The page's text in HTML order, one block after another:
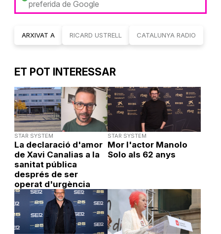
preferida de Google
ARXIVAT A RICARD USTRELL CATALUNYA RADIO
ET POT INTERESSAR
STAR SYSTEM
La declaració d'amor
de Xavi Canalias a la
sanitat pública
després de ser
operat d'urgència
STAR SYSTEM
Mor l'actor Manolo
Solo als 62 anys